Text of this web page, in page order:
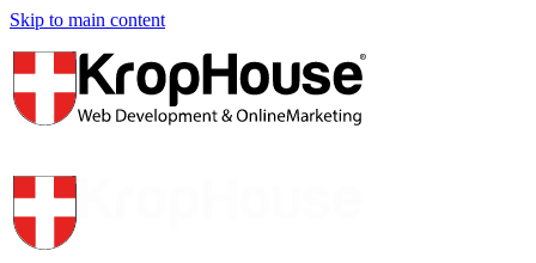
Skip to main content